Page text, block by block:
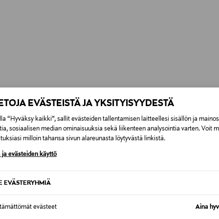
EVÄSTEISTÄ JA YKSITYISYYDESTÄ
“Hyväksy kaikki”, sallit evästeiden tallentamisen laitteellesi sisällön ja
sosiaalisen median ominaisuuksia sekä liikenteen analysointia varten. Voit
milloin tahansa sivun alareunasta löytyvästä linkistä.
ja evästeiden käyttö
EVÄSTERYHMIÄ
evästeet Aina